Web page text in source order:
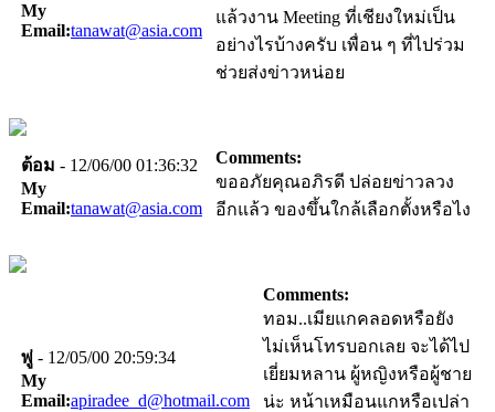
My
Email:tanawat@asia.com
แล้วงาน Meeting ที่เชียงใหม่เป็น
อย่างไรบ้างครับ เพื่อน ๆ ที่ไปร่วม
ช่วยส่งข่าวหน่อย
ต้อม - 12/06/00 01:36:32
My
Email:tanawat@asia.com
Comments:
ขออภัยคุณอภิรดี ปล่อยข่าวลวง
อีกแล้ว ของขึ้นใกล้เลือกตั้งหรือไง
พู่ - 12/05/00 20:59:34
My
Email:apiradee_d@hotmail.com
Comments:
ทอม..เมียแกคลอดหรือยัง
ไม่เห็นโทรบอกเลย จะได้ไป
เยี่ยมหลาน ผู้หญิงหรือผู้ชาย
น่ะ หน้าเหมือนแกหรือเปล่า